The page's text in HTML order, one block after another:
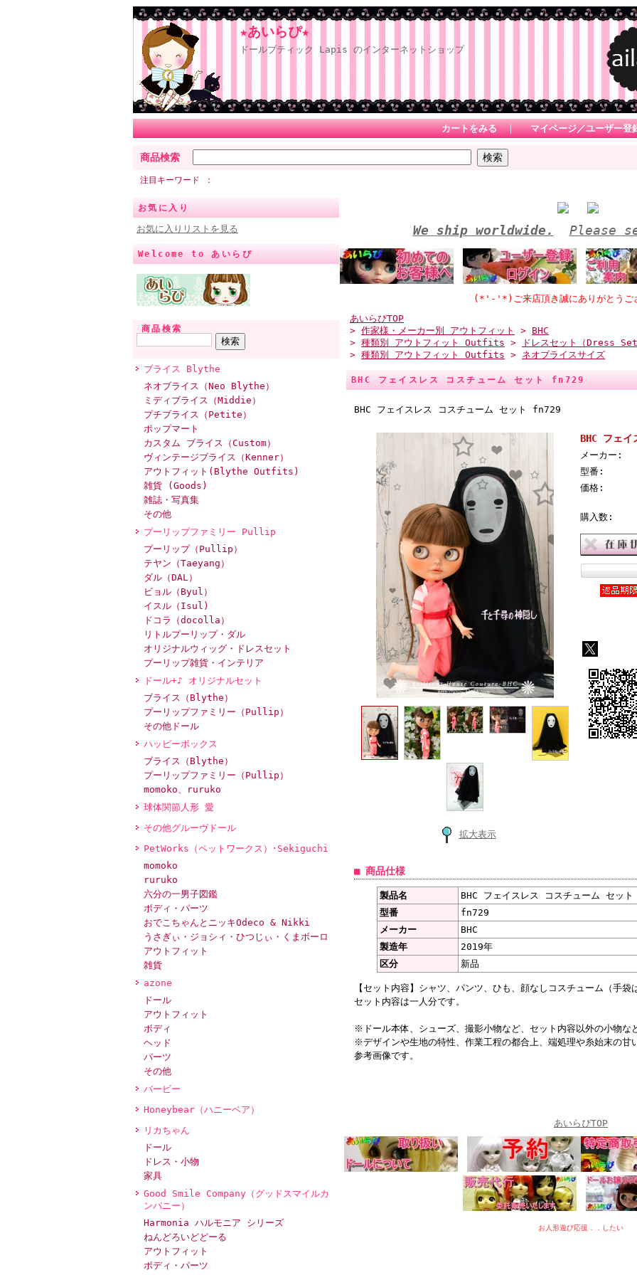
★あいらぴ★
ドールブティック Lapis のインターネットショップ
カートをみる ｜ マイページ／ユーザー登
商品検索
注目キーワード
お気に入り
お気に入りリストを見る
Welcome to あいらぴ
商品検索
ブライス Blythe
ネオブライス（Neo Blythe）
ミディブライス（Middie）
プチブライス（Petite）
ポップマート
カスタム ブライス（Custom）
ヴィンテージブライス（Kenner）
アウトフィット(Blythe Outfits)
雑貨 (Goods)
雑誌・写真集
その他
プーリップファミリー Pullip
プーリップ（Pullip）
テヤン（Taeyang）
ダル（DAL）
ビョル（Byul）
イスル（Isul)
ドコラ（docolla）
リトルプーリップ・ダル
オリジナルウィッグ・ドレスセット
プーリップ雑貨・インテリア
ドール+♪ オリジナルセット
ブライス（Blythe）
プーリップファミリー（Pullip）
その他ドール
ハッピーボックス
ブライス（Blythe）
プーリップファミリー（Pullip）
momoko、ruruko
球体関節人形 愛
その他グルーヴドール
PetWorks（ペットワークス）･Sekiguchi
momoko
ruruko
六分の一男子図鑑
ボディ・パーツ
おでこちゃんとニッキOdeco & Nikki
うさぎぃ・ジョシィ・ひつじぃ・くまボーロ
アウトフィット
雑貨
azone
ドール
アウトフィット
ボディ
ヘッド
パーツ
その他
バービー
Honeybear（ハニーベア）
リカちゃん
ドール
ドレス・小物
家具
Good Smile Company（グッドスマイルカ
ンパニー）
Harmonia ハルモニア シリーズ
ねんどろいどどーる
アウトフィット
ボディ・パーツ
We ship worldwide. Please
(*'-'*)ご来店頂き誠にありがとうございます
あいらぴTOP
> 作家様・メーカー別 アウトフィット > BHC
> 種類別 アウトフィット Outfits >
ドレスセット（Dress
> 種類別 アウトフィット Outfits > ネオブライスサイズ
BHC フェイスレス コスチューム セット fn729
BHC フェイスレス コスチューム セット fn729
拡大表示
BHC フェ
メーカー:
型番:
価格:
購入数:
■ 商品仕様
製品名
BHC フェイスレス コスチューム セッ
型番
fn729
メーカー
BHC
製造年
2019年
区分
新品
【セット内容】シャツ、パンツ、ひも、顔なしコスチューム（手袋
セット内容は一人分です。
※ドール本体、シューズ、撮影小物など、セット内容以外の小物な
※デザインや生地の特性、作業工程の都合上、端処理や糸始末の甘
参考画像です。
あいらぴTOP
お人形遊び応援．．したい